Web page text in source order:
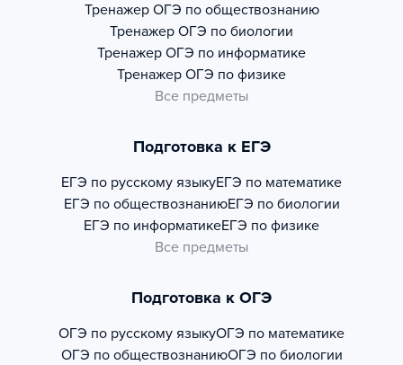
Тренажер ОГЭ по обществознанию
Тренажер ОГЭ по биологии
Тренажер ОГЭ по информатике
Тренажер ОГЭ по физике
Все предметы
Подготовка к ЕГЭ
ЕГЭ по русскому языкуЕГЭ по математике
ЕГЭ по обществознаниюЕГЭ по биологии
ЕГЭ по информатикеЕГЭ по физике
Все предметы
Подготовка к ОГЭ
ОГЭ по русскому языкуОГЭ по математике
ОГЭ по обществознаниюОГЭ по биологии